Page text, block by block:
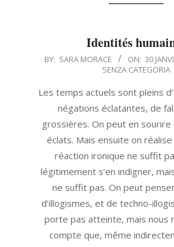
Identités
2021-
30
BY: SARA MORACE ON: 30
SENZA CATEGORIA
Les temps actuels sont pleins
négations éclatantes, de
grossières. On peut en sourire
éclats. Mais ensuite on réalise
réaction ironique ne suffit
légitimement s’en indigner,
ne suffit pas. On peut
d’illogismes, et de techno-
porte pas atteinte, mais nous
compte que, même